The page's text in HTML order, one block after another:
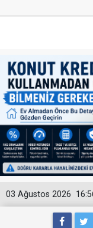
03 Ağustos 2026